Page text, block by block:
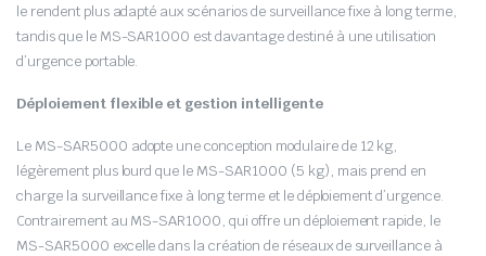
le rendent plus adapté aux scénarios de surveillance fixe à long terme,
tandis que le MS-SAR1000 est davantage destiné à une utilisation
d’urgence portable.
Déploiement flexible et gestion intelligente
Le MS-SAR5000 adopte une conception modulaire de 12 kg,
légèrement plus lourd que le MS-SAR1000 (5 kg), mais prend en
charge la surveillance fixe à long terme et le déploiement d’urgence.
Contrairement au MS-SAR1000, qui offre un déploiement rapide, le
MS-SAR5000 excelle dans la création de réseaux de surveillance à